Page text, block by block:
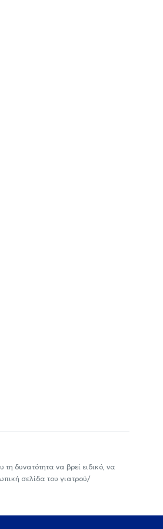
δυνατότητα να βρεί ειδικό, να
σελίδα του γιατρού/